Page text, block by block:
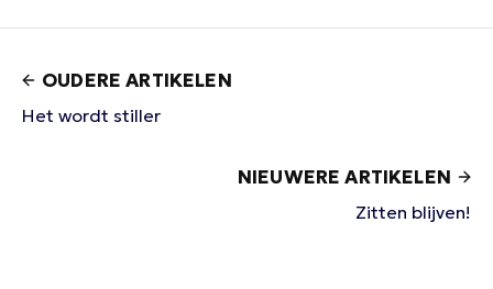
OUDERE ARTIKELEN
Het wordt stiller
NIEUWERE ARTIKELEN
Zitten blijven!